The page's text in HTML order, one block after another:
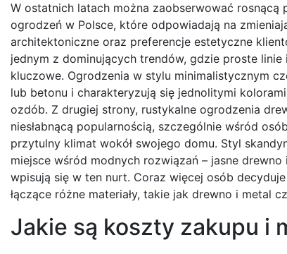
W ostatnich latach można zaobserwować rosnącą
ogrodzeń w Polsce, które odpowiadają na
architektoniczne oraz preferencje estetyczne
jednym z dominujących trendów, gdzie proste
kluczowe. Ogrodzenia w stylu minimalistycznym
lub betonu i charakteryzują się jednolitymi
ozdób. Z drugiej strony, rustykalne ogrodzenia
niesłabnącą popularnością, szczególnie wśród
przytulny klimat wokół swojego domu. Styl
miejsce wśród modnych rozwiązań – jasne
wpisują się w ten nurt. Coraz więcej osób
łączące różne materiały, takie jak drewno i metal
Jakie są koszty zakupu i